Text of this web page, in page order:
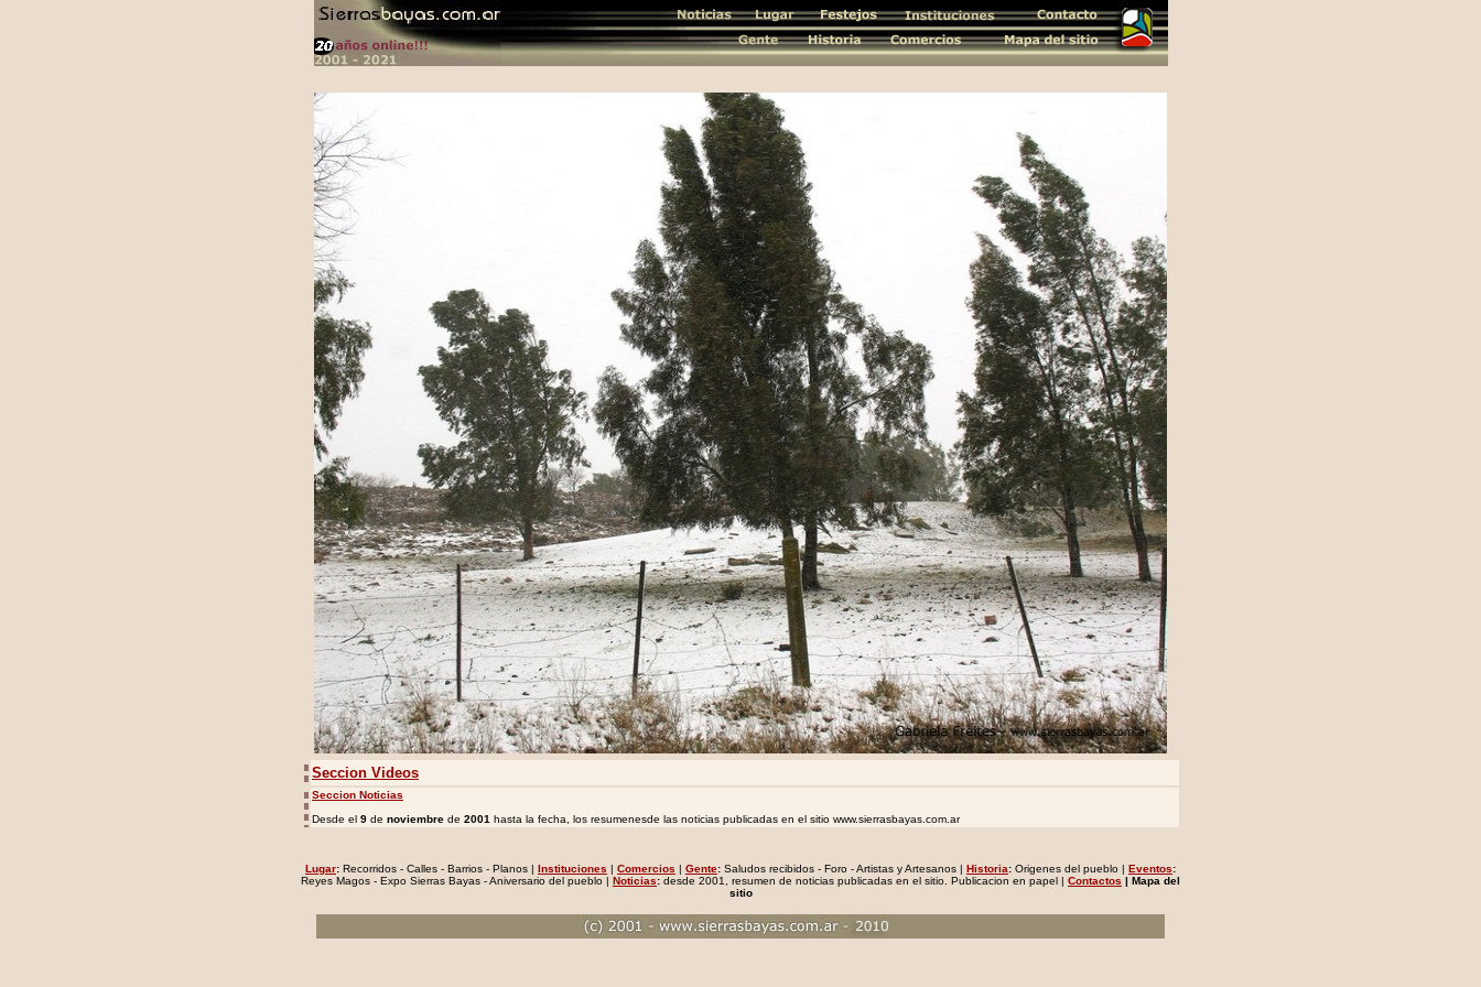
Seccion Videos
Seccion Noticias
Desde el 9 de noviembre de 2001 hasta la fecha, los resumenesde las noticias publicadas en el sitio www.sierrasbayas.com.ar
Lugar: Recorridos - Calles - Barrios - Planos | Instituciones | Comercios | Gente: Saludos recibidos - Foro - Artistas y Artesanos | Historia: Origenes del pueblo | Eventos:
Reyes Magos - Expo Sierras Bayas - Aniversario del pueblo | Noticias: desde 2001, resumen de noticias publicadas en el sitio. Publicacion en papel | Contactos | Mapa del
sitio